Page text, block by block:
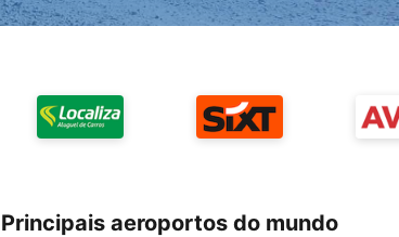
Principais aeroportos do mundo